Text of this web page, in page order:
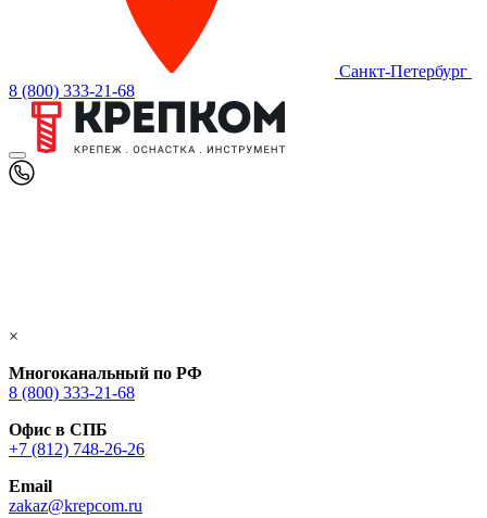
Санкт-Петербург
8 (800) 333-21-68
×
Многоканальный по РФ
8 (800) 333‑21-68
Офис в СПБ
+7 (812) 748‑26-26
Email
zakaz@krepcom.ru